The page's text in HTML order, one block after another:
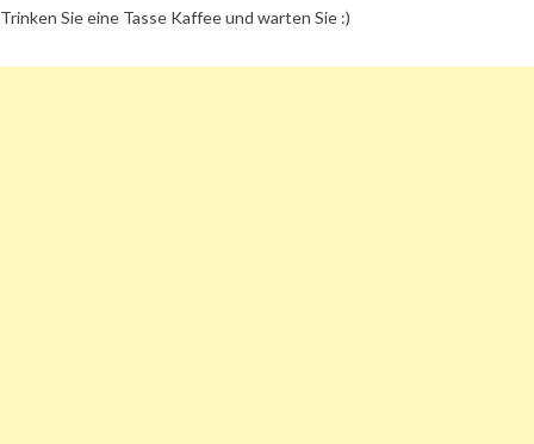
Trinken Sie eine Tasse Kaffee und warten Sie :)